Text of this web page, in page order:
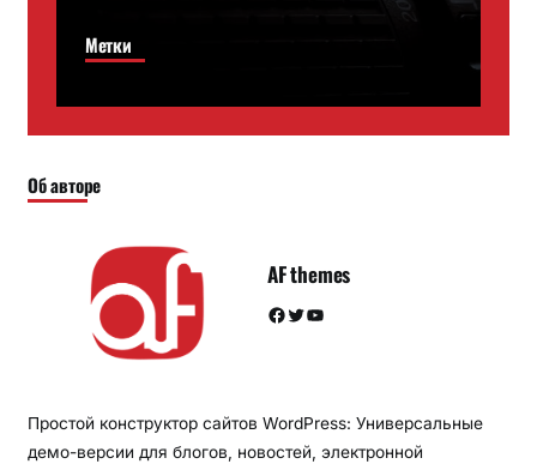
Метки
Об авторе
AF themes
Facebook Twitter YouTube
Простой конструктор сайтов WordPress: Универсальные
демо-версии для блогов, новостей, электронной